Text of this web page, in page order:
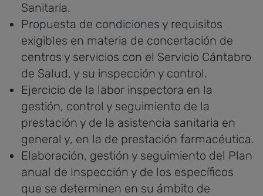
Sanitaria.
Propuesta de condiciones y requisitos
exigibles en materia de concertación de
centros y servicios con el Servicio Cántabro
de Salud, y su inspección y control.
Ejercicio de la labor inspectora en la
gestión, control y seguimiento de la
prestación y de la asistencia sanitaria en
general y, en la de prestación farmacéutica.
Elaboración, gestión y seguimiento del Plan
anual de Inspección y de los específicos
que se determinen en su ámbito de